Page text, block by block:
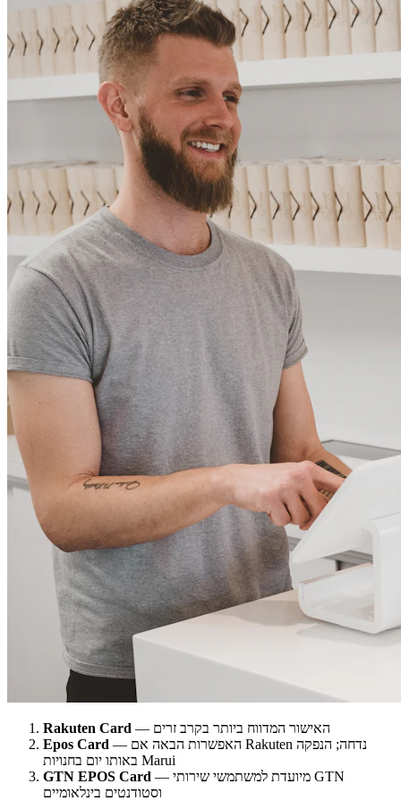
Rakuten Card
— האישור המדווח ביותר בקרב זרים
Epos Card — האפשרות הבאה אם Rakuten נדחה; הנפקה
באותו יום בחנויות Marui
GTN EPOS Card — מיועדת למשתמשי שירותי GTN
וסטודנטים בינלאומיים